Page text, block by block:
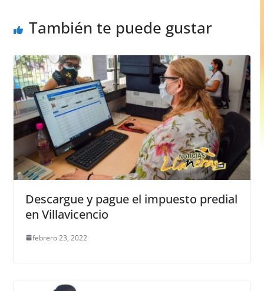
También te puede gustar
Descargue y pague el impuesto predial
en Villavicencio
febrero 23, 2022